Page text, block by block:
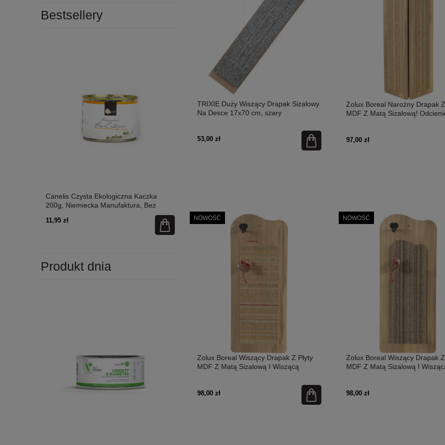
Bestsellery
Canelis Czysta Ekologiczna Kaczka
200g, Niemiecka Manufaktura, Bez
Zbóż, Cukru i Gumy Guar! Nowość!
11,95 zł
Cukru i Gumy Guar! Nowość!
11,45 zł 2,90 zł
Produkt dnia
TRIXIE Duży Wiszący Drapak Sizalowy
Na Desce 17x70 cm, szary
53,00 zł
Zolux Boreal Narożny Drapak Z
MDF Z Matą Sizalową!
97,00 zł
Zolux Boreal Wiszący Drapak Z Płyty
MDF Z Matą Sizalową I Wiszącą
98,00 zł
NOWOŚĆ
Zolux Boreal Wiszący Drapak Z
MDF Z Matą Sizalową I
98,00 zł
NOWOŚĆ